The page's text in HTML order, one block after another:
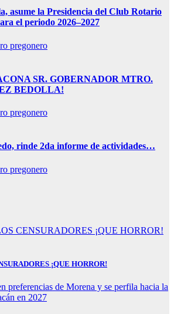
asume la Presidencia del Club Rotario
el periodo 2026–2027
pregonero
SR. GOBERNADOR MTRO.
BEDOLLA!
pregonero
rinde 2da informe de actividades…
pregonero
¡QUE HORROR!